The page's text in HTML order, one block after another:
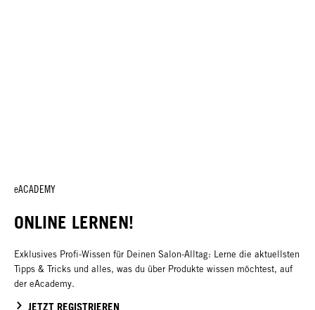
eACADEMY
ONLINE LERNEN!
Exklusives Profi-Wissen für Deinen Salon-Alltag: Lerne die aktuellsten
Tipps & Tricks und alles, was du über Produkte wissen möchtest, auf
der eAcademy.
JETZT REGISTRIEREN